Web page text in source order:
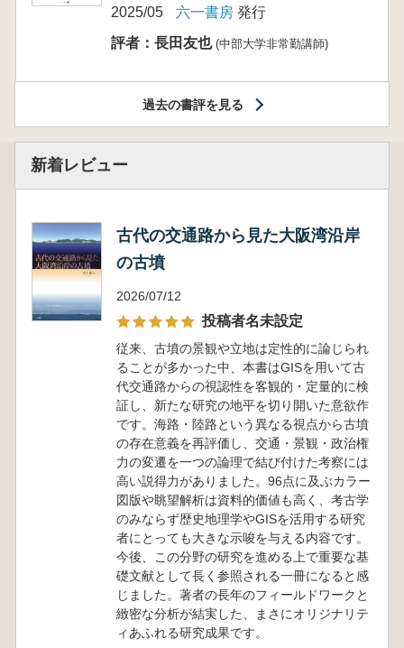
2025/05
六一書房 発行
評者：長田友也 (中部大学非常勤講師)
過去の書評を見る
新着レビュー
古代の交通路から見た大阪湾沿岸
の古墳
2026/07/12
投稿者名未設定
従来、古墳の景観や立地は定性的に論じられ
ることが多かった中、本書はGISを用いて古
代交通路からの視認性を客観的・定量的に検
証し、新たな研究の地平を切り開いた意欲作
です。海路・陸路という異なる視点から古墳
の存在意義を再評価し、交通・景観・政治権
力の変遷を一つの論理で結び付けた考察には
高い説得力がありました。96点に及ぶカラー
図版や眺望解析は資料的価値も高く、考古学
のみならず歴史地理学やGISを活用する研究
者にとっても大きな示唆を与える内容です。
今後、この分野の研究を進める上で重要な基
礎文献として長く参照される一冊になると感
じました。著者の長年のフィールドワークと
緻密な分析が結実した、まさにオリジナリテ
ィあふれる研究成果です。